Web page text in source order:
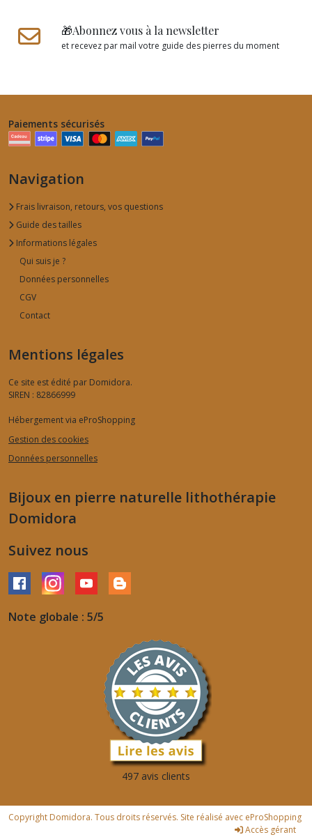
🎁Abonnez vous à la newsletter
et recevez par mail votre guide des pierres du moment
Paiements sécurisés
Navigation
Frais livraison, retours, vos questions
Guide des tailles
Informations légales
Qui suis je ?
Données personnelles
CGV
Contact
Mentions légales
Ce site est édité par Domidora.
SIREN : 82866999
Hébergement via eProShopping
Gestion des cookies
Données personnelles
Bijoux en pierre naturelle lithothérapie
Domidora
Suivez nous
Note globale : 5/5
497 avis clients
Copyright Domidora. Tous droits réservés. Site réalisé avec eProShopping
Accès gérant